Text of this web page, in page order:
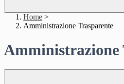
Home >
Amministrazione Trasparente
Amministrazione